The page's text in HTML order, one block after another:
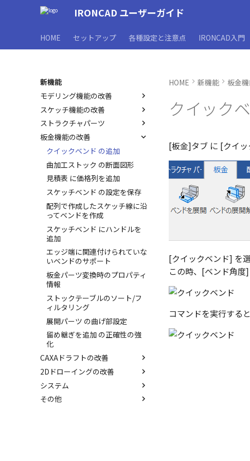
IRONCAD ユーザーガイド
HOME セットアップ 各種設定と注意点 IRONCAD入門
新機能
モデリング機能の改善
お気に入りカタログの追加
シーンブラウザとファイル保存
名の設定方法の変更
オブジェクトビューア/プロパ
ティリストに表示
プロパティリストでのプロパテ
ィ編集
カタログブラウザでの
Ctrl+C/Ctrl+V のサポート
Smart Dimension で Ctrl キー
を押した際のアンカーの表示改
善
エクスポートオプションのデフ
ォルト設定の追加
アセンブリレベルでの [アクテ
ィブに設定]
中心線と形状の異なる断面図形
を使用したロフトの改善
干渉チェックでの直接編集、除
外設定の追加
パーツの [ベンド/ツイスト] 機
能の追加
アセンブリレベルでのミラー
エッジ配列-最大距離での等間
隔 の追加
TriBall で作成した配列に後か
スケッチ機能の改善
寸法作成時にパーツを参照
フィーチャからスケッチを抽出
フィレットのための選択フィル
ターの追加
断面図形の表示精度の向上
投影オプションの追加
パラメータ化による寸法編集の
強化
DWG/DXFのインポートの強化
ストラクチャパーツ
曲線に接するエッジ配列の強化
ストラクチャフレームのトリム
機能の強化
ストラクチャフレームの挿入設
定
フィーチャのグループ化
パーツプロパティをボディに反
映させる
関連付けされたボディのデフォ
ルトファイル名の改善
板金機能の改善
クイックベンド の追加
曲加工ストック の断面図形
見積表 に価格列を追加
スケッチベンド の設定を保存
配列で作成したスケッチ線に沿
ってベンドを作成
スケッチベンド にハンドルを
追加
エッジ端に関連付けられていな
いベンドのサポート
板金パーツ変換時のプロパティ
情報
ストックテーブルのソート/フ
ィルタリング
展開パーツ の曲げ部設定
留め継ぎを追加 の正確性の強
化
CAXAドラフトの改善
SLDDRWファイル のインポー
任意の投影図の部品表作成
2Dドローイングの改善
カタログに DWGファイル をイ
ンポート
システム
3Dデータの自動バックアップ
その他
HOME 新機能 板金
クイック
[板金]タブ に [クイッ
[クイックベンド] を
この時、[ベンド角度
コマンドを実行する